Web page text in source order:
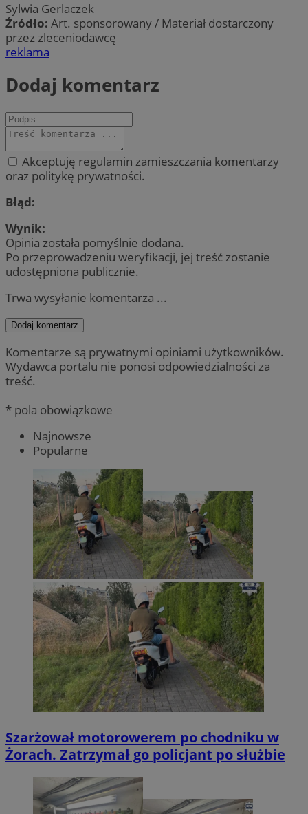
Sylwia Gerlaczek
Źródło: Art. sponsorowany / Materiał dostarczony
przez zleceniodawcę
reklama
Dodaj komentarz
Akceptuję regulamin zamieszczania komentarzy
oraz politykę prywatności.
Błąd:
Wynik:
Opinia została pomyślnie dodana.
Po przeprowadzeniu weryfikacji, jej treść zostanie
udostępniona publicznie.
Trwa wysyłanie komentarza ...
Dodaj komentarz
Komentarze są prywatnymi opiniami użytkowników.
Wydawca portalu nie ponosi odpowiedzialności za
treść.
* pola obowiązkowe
Najnowsze
Popularne
Szarżował motorowerem po chodniku w
Żorach. Zatrzymał go policjant po służbie